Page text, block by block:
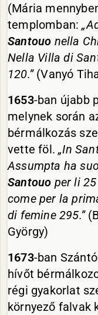
(Mária
templomban:
Santouo nella
Nella Villa di
120.” (Vanyó
1653-ban újabb
melynek során
bérmálkozás
vette föl.„In
Assumpta ha
Santouo per li
come per la
di femine 295.”
György)
1673-ban
hívőt
régi gyakorlat
környező falvak